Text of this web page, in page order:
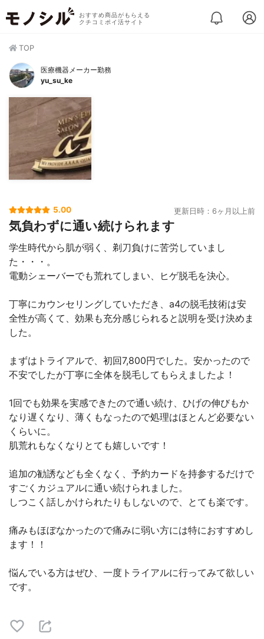
おすすめ商品がもらえる
クチコミポイ活サイト
TOP
医療機器メーカー勤務
yu_su_ke
5.00 更新日時：6ヶ月以上前
気負わずに通い続けられます
学生時代から肌が弱く、剃刀負けに苦労していまし
た・・・。
電動シェーバーでも荒れてしまい、ヒゲ脱毛を決心。
丁寧にカウンセリングしていただき、a4の脱毛技術は安
全性が高くて、効果も充分感じられると説明を受け決めま
した。
まずはトライアルで、初回7,800円でした。安かったので
不安でしたが丁寧に全体を脱毛してもらえましたよ！
1回でも効果を実感できたので通い続け、ひげの伸びもか
なり遅くなり、薄くもなったので処理はほとんど必要ない
くらいに。
肌荒れもなくなりとても嬉しいです！
追加の勧誘なども全くなく、予約カードを持参するだけで
すごくカジュアルに通い続けられました。
しつこく話しかけられたりもしないので、とても楽です。
痛みもほぼなかったので痛みに弱い方には特におすすめし
ます！！
悩んでいる方はぜひ、一度トライアルに行ってみて欲しい
です。